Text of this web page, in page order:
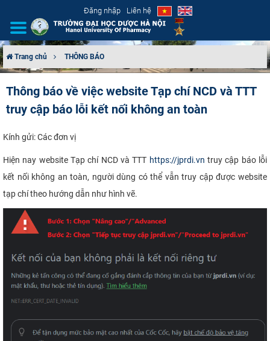
Đăng nhập Liên hệ
CƠ CẤU TỔ CHỨC
TUYỂN SINH
ĐÀO TẠO
ĐẢM BẢO CHẤT LƯỢNG
KHOA HỌC CÔNG NGHỆ
HTQT
CỰU NGƯỜI HỌC
Trang chủ THÔNG BÁO
Thông báo về việc website Tạp chí NCD và TTT
truy cập báo lỗi kết nối không an toàn
Kính gửi: Các đơn vị
Hiện nay website Tạp chí NCD và TTT https://jprdi.vn truy cập báo lỗi
kết nối không an toàn, người dùng có thể vẫn truy cập được website
tạp chí theo hướng dẫn như hình vẽ.